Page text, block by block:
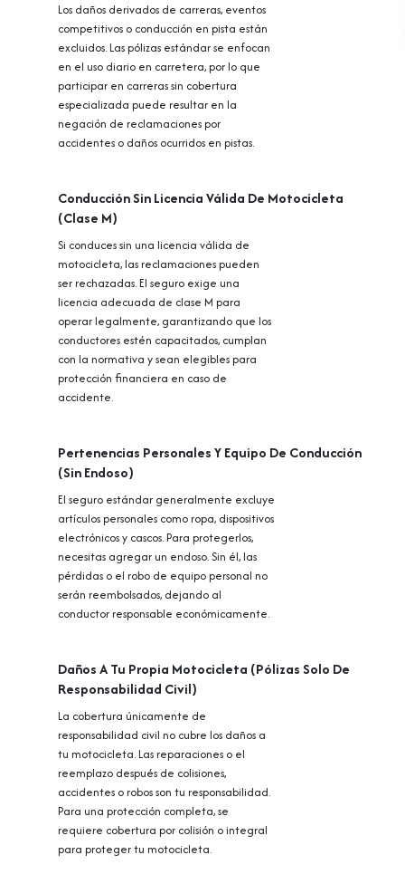
Los daños derivados de carreras, eventos
competitivos o conducción en pista están
excluidos. Las pólizas estándar se enfocan
en el uso diario en carretera, por lo que
participar en carreras sin cobertura
especializada puede resultar en la
negación de reclamaciones por
accidentes o daños ocurridos en pistas.
Conducción Sin Licencia Válida De Motocicleta
(Clase M)
Si conduces sin una licencia válida de
motocicleta, las reclamaciones pueden
ser rechazadas. El seguro exige una
licencia adecuada de clase M para
operar legalmente, garantizando que los
conductores estén capacitados, cumplan
con la normativa y sean elegibles para
protección financiera en caso de
accidente.
Pertenencias Personales Y Equipo De Conducción
(Sin Endoso)
El seguro estándar generalmente excluye
artículos personales como ropa, dispositivos
electrónicos y cascos. Para protegerlos,
necesitas agregar un endoso. Sin él, las
pérdidas o el robo de equipo personal no
serán reembolsados, dejando al
conductor responsable económicamente.
Daños A Tu Propia Motocicleta (Pólizas Solo De
Responsabilidad Civil)
La cobertura únicamente de
responsabilidad civil no cubre los daños a
tu motocicleta. Las reparaciones o el
reemplazo después de colisiones,
accidentes o robos son tu responsabilidad.
Para una protección completa, se
requiere cobertura por colisión o integral
para proteger tu motocicleta.